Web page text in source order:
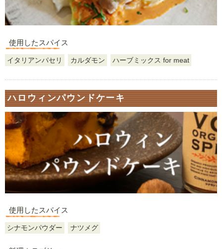
使用したスパイス
イタリアンパセリ カルダモン ハーブミックス for meat
ハロウィンパウンドケーキ
使用したスパイス
シナモンパウダー ナツメグ